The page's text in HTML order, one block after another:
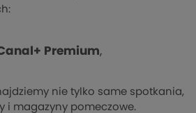
Premium,
nie tylko same spotkania,
i magazyny pomeczowe.